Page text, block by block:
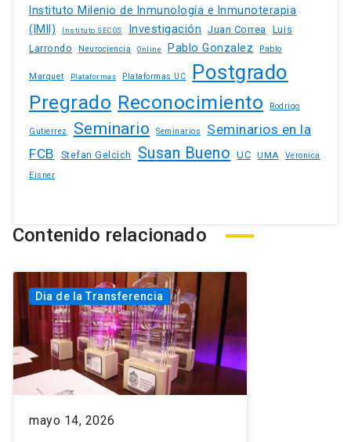
Instituto Milenio de Inmunología e Inmunoterapia
(IMII)
Instituto SECOS Investigación Juan Correa Luis
Larrondo
Neurociencia Online Pablo Gonzalez Pablo
Marquet Plataformas Plataformas UC Postgrado
Pregrado Reconocimiento Rodrigo
Gutierrez Seminario Seminarios
Seminarios en la
FCB
Stefan Gelcich Susan Bueno UC UMA
Veronica
Eisner
Contenido relacionado
Dia de la Transferencia
mayo 14, 2026